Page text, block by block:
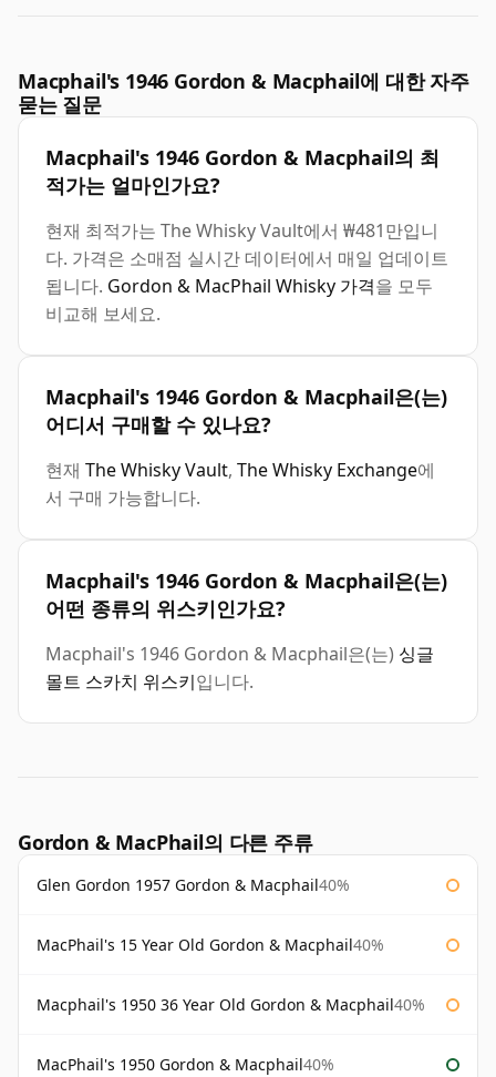
Macphail's 1946 Gordon & Macphail에 대한 자주
묻는 질문
Macphail's 1946 Gordon & Macphail의 최
적가는 얼마인가요?
현재 최적가는 The Whisky Vault에서 ₩481만입니
다. 가격은 소매점 실시간 데이터에서 매일 업데이트
됩니다. Gordon & MacPhail Whisky 가격을 모두
비교해 보세요.
Macphail's 1946 Gordon & Macphail은(는)
어디서 구매할 수 있나요?
현재 The Whisky Vault, The Whisky Exchange에
서 구매 가능합니다.
Macphail's 1946 Gordon & Macphail은(는)
어떤 종류의 위스키인가요?
Macphail's 1946 Gordon & Macphail은(는) 싱글
몰트 스카치 위스키입니다.
Gordon & MacPhail의 다른 주류
Glen Gordon 1957 Gordon & Macphail40%
MacPhail's 15 Year Old Gordon & Macphail40%
Macphail's 1950 36 Year Old Gordon & Macphail40%
MacPhail's 1950 Gordon & Macphail40%